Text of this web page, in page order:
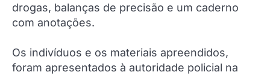
drogas, balanças de precisão e um caderno
com anotações.
Os indivíduos e os materiais apreendidos,
foram apresentados à autoridade policial na